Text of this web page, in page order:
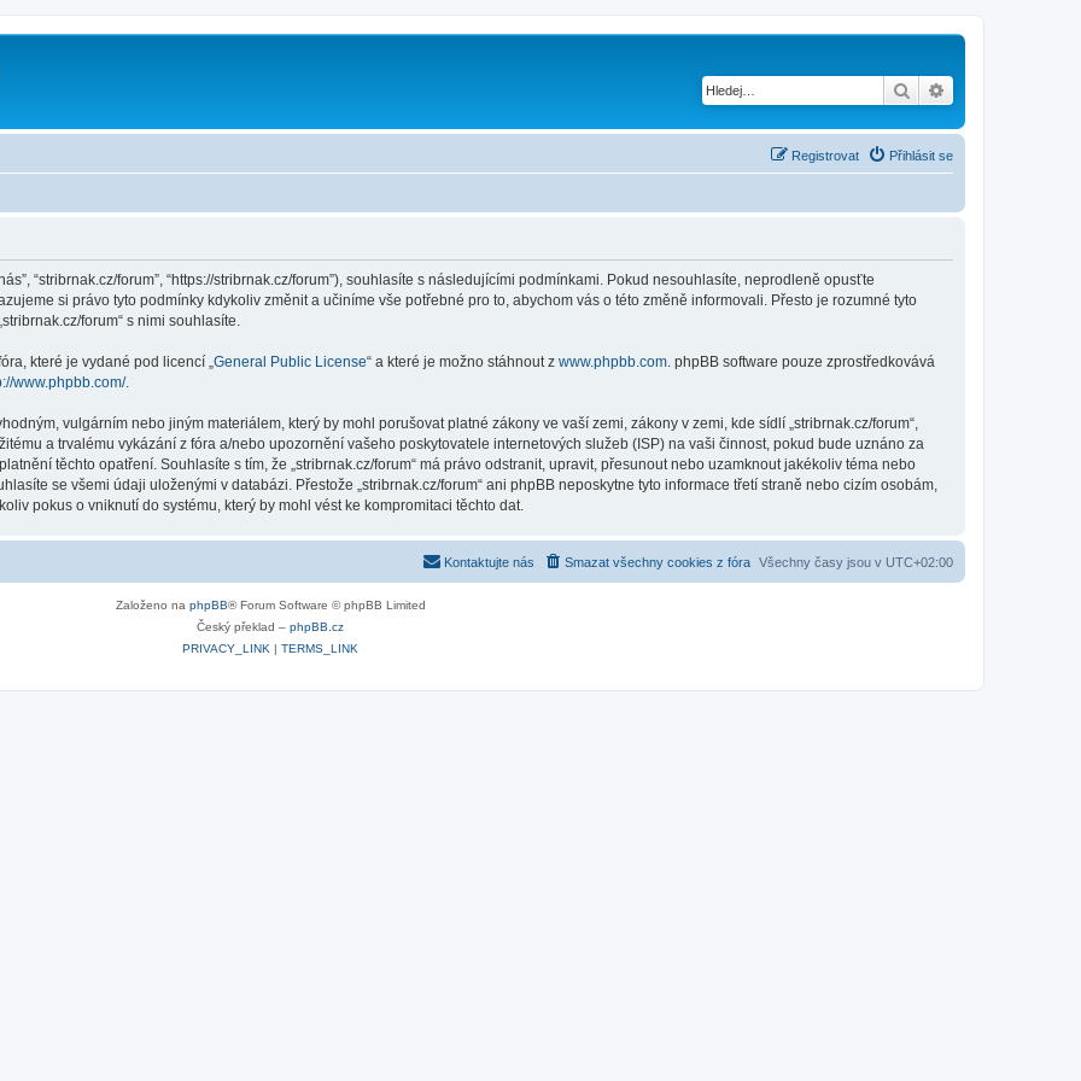
Hledat
Přihlásit se
Registrovat
“stribrnak.cz/forum”, “https://stribrnak.cz/forum”), souhlasíte s následujícími podmínkami. Pokud nesouhlasíte, neprodleně opusťte
si právo tyto podmínky kdykoliv změnit a učiníme vše potřebné pro to, abychom vás o této změně informovali. Přesto je rozumné tyto
forum“ s nimi souhlasíte.
které je vydané pod licencí „ General Public License“ a které je možno stáhnout z www.phpbb.com . phpBB software pouze zprostředkovává
www.phpbb.com/.
vulgárním nebo jiným materiálem, který by mohl porušovat platné zákony ve vaší zemi, zákony v zemi, kde sídlí „stribrnak.cz/forum“,
a trvalému vykázání z fóra a/nebo upozornění vašeho poskytovatele internetových služeb (ISP) na vaši činnost, pokud bude uznáno za
těchto opatření. Souhlasíte s tím, že „stribrnak.cz/forum“ má právo odstranit, upravit, přesunout nebo uzamknout jakékoliv téma nebo
se všemi údaji uloženými v databázi. Přestože „stribrnak.cz/forum“ ani phpBB neposkytne tyto informace třetí straně nebo cizím osobám,
pokus o vniknutí do systému, který by mohl vést ke kompromitaci těchto dat.
Všechny časy jsou v UTC+02:00
Smazat všechny cookies z fóra
Kontaktujte nás
Založeno na phpBB® Forum Software © phpBB Limited
Český překlad – phpBB.cz
PRIVACY_LINK | TERMS_LINK